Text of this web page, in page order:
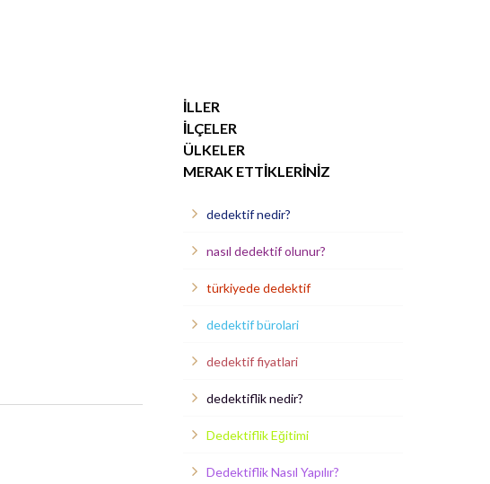
İLLER
İLÇELER
ÜLKELER
MERAK ETTIKLERINIZ
dedektif nedir?
nasıl dedektif olunur?
türkiyede dedektif
dedektif bürolari
dedektif fiyatlari
dedektiflik nedir?
Dedektiflik Eğitimi
Dedektiflik Nasıl Yapılır?